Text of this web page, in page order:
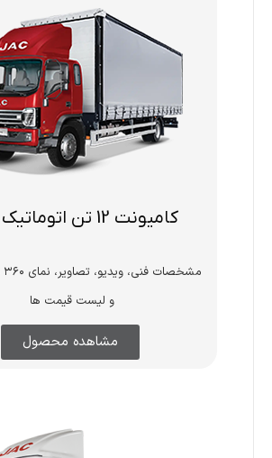
کامیونت 12 تن اتوماتیک N120
و لیست قیمت ها
مشاهده محصول